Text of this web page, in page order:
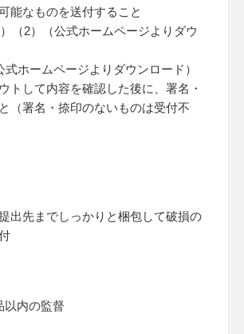
能なものを送付すること
（2）（公式ホームページよりダウ
ホームページよりダウンロード）
トして内容を確認した後に、署名・
（署名・捺印のないものは受付不
出先までしっかりと梱包して破損の
以内の監督